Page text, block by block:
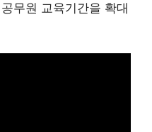
무원 교육기간을 확대